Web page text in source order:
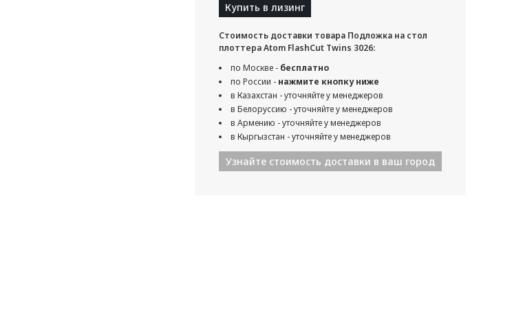
Купить в лизинг
Стоимость доставки товара Подложка на стол
плоттера Atom FlashCut Twins 3026:
по Москве - бесплатно
по России - нажмите кнопку ниже
в Казахстан - уточняйте у менеджеров
в Белоруссию - уточняйте у менеджеров
в Армению - уточняйте у менеджеров
в Кыргызстан - уточняйте у менеджеров
Узнайте стоимость доставки в ваш город